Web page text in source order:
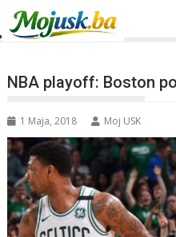
NBA playoff: Boston
1 Maja, 2018 Moj USK